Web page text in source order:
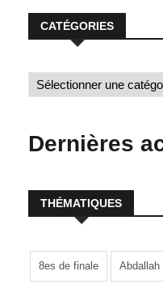
CATÉGORIES
Dernières
THÉMATIQUES
8es de finale Abdallah